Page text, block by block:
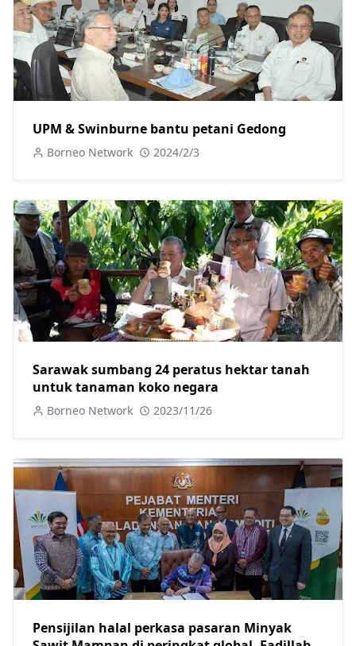
UPM & Swinburne bantu petani Gedong
Borneo Network 2024/2/3
Sarawak sumbang 24 peratus hektar tanah
untuk tanaman koko negara
Borneo Network 2023/11/26
Pensijilan halal perkasa pasaran Minyak